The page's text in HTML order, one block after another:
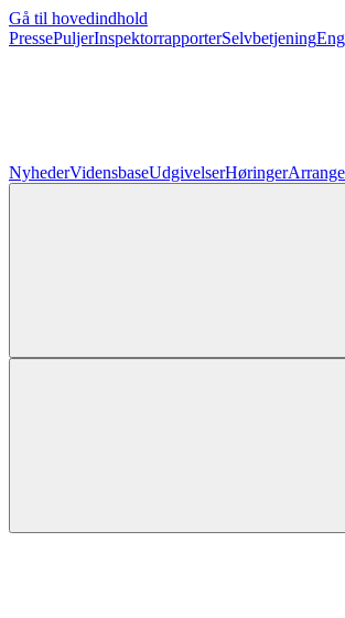
Gå til hovedindhold
PressePuljerInspektorrapporterSelvbetjening
NyhederVidensbaseUdgivelserHøringer